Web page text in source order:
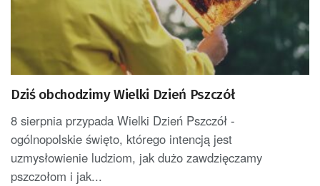
Dziś obchodzimy Wielki Dzień Pszczół
8 sierpnia przypada Wielki Dzień Pszczół -
ogólnopolskie święto, którego intencją jest
uzmysłowienie ludziom, jak dużo zawdzięczamy
pszczołom i jak...